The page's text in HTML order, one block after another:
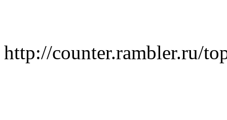
http://counter.rambler.ru/